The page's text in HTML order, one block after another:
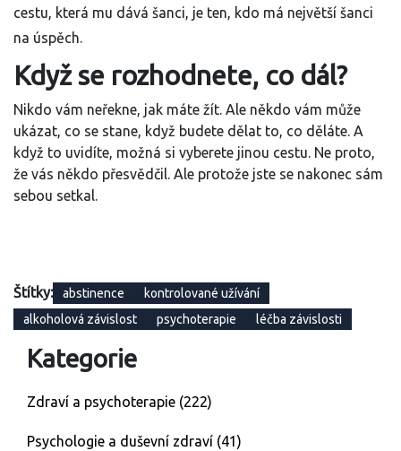
cestu, která mu dává šanci, je ten, kdo má největší šanci
na úspěch.
Když se rozhodnete, co dál?
Nikdo vám neřekne, jak máte žít. Ale někdo vám může
ukázat, co se stane, když budete dělat to, co děláte. A
když to uvidíte, možná si vyberete jinou cestu. Ne proto,
že vás někdo přesvědčil. Ale protože jste se nakonec sám
sebou setkal.
Štítky: abstinence
kontrolované užívání
alkoholová závislost
psychoterapie léčba závislosti
Kategorie
Zdraví a psychoterapie (222)
Psychologie a duševní zdraví (41)